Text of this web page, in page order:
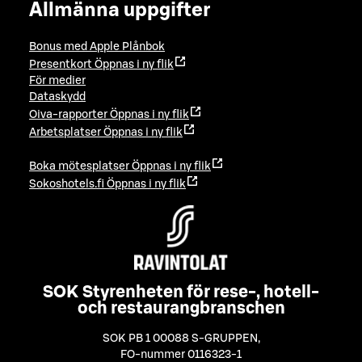
Allmänna uppgifter
Bonus med Apple Plånbok
Presentkort Öppnas i ny flik
För medier
Dataskydd
Oiva-rapporter Öppnas i ny flik
Arbetsplatser Öppnas i ny flik
Boka mötesplatser Öppnas i ny flik
Sokoshotels.fi Öppnas i ny flik
SOK Styrenheten för rese-, hotell-
och restaurangbranschen
SOK PB 1 00088 S-GRUPPEN ,
FO-nummer 0116323-1